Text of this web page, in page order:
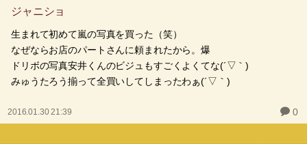
ジャニショ
生まれて初めて嵐の写真を買った（笑）
なぜならお店のパートさんに頼まれたから。爆
ドリボの写真安井くんのビジュもすごくよくてな(´▽｀)
みゅうたろう揃って全買いしてしまったわぁ(´▽｀)
2016.01.30 21:39 0